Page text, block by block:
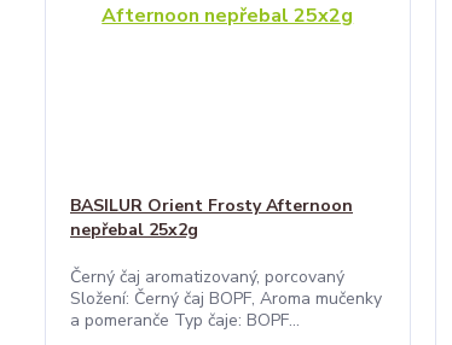
BASILUR Orient Frosty Afternoon
nepřebal 25x2g
Černý čaj aromatizovaný, porcovaný
Složení: Černý čaj BOPF, Aroma mučenky
a pomeranče Typ čaje: BOPF...